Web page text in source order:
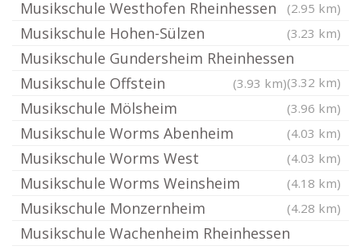
Musikschule Westhofen Rheinhessen (2.95 km)
Musikschule Hohen-Sülzen (3.23 km)
Musikschule Gundersheim Rheinhessen
(3.32 km)
Musikschule Offstein (3.93 km)
Musikschule Mölsheim (3.96 km)
Musikschule Worms Abenheim (4.03 km)
Musikschule Worms West (4.03 km)
Musikschule Worms Weinsheim (4.18 km)
Musikschule Monzernheim (4.28 km)
Musikschule Wachenheim Rheinhessen